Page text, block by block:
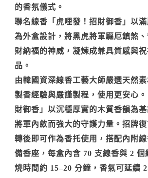
的香氛儀式。
聯名線香「虎哩發！招財御香」以
為外盒設計，將黑虎將軍驅厄鎮煞
財納福的神威，凝煉成兼具質感與
品。
由韓國資深線香工藝大師嚴選天然
製香經驗與嚴謹製程，使用更安心
財御香」以沉穩厚實的木質香韻為
將軍內斂而強大的守護力量。招牌
轉後即可作為香托使用，搭配內附
備香座，每盒內含 70 支線香與 2 個
燒時間約 15–20 分鐘，香氣可延續